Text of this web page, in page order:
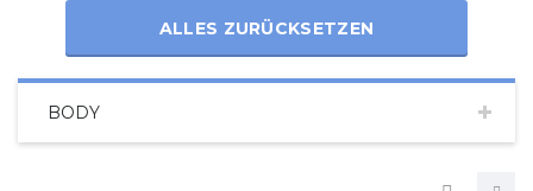
ALLES ZURÜCKSETZEN
BODY